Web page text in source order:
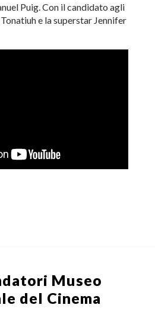
Puig. Con il candidato agli
e la superstar Jennifer
Museo
del Cinema